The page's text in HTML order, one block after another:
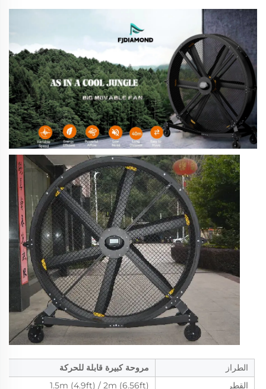
الطراز
مروحة كبيرة قابلة للحركة
القطر
1.5m (4.9ft) / 2m (6.56ft)